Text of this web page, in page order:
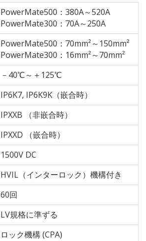
PowerMate500：380A～520A
PowerMate300：70A～250A
PowerMate500：70mm²～150mm²
PowerMate300：16mm²～70mm²
－40℃～＋125℃
IP6K7, IP6K9K（嵌合時）
IPXXB （非嵌合時）
IPXXD （嵌合時）
1500V DC
HVIL（インターロック）機構付き
60回
LV規格に準ずる
ロック機構 (CPA)